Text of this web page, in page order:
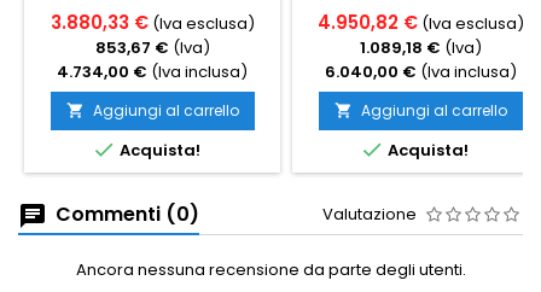
3.880,33 € (Iva esclusa)
853,67 € (Iva)
4.734,00 € (Iva inclusa)
 Aggiungi al carrello
 Acquista!
4.950,82 € (Iva esclusa)
1.089,18 € (Iva)
6.040,00 € (Iva inclusa)
 Aggiungi al carrello
 Acquista!
Commenti (0) Valutazione
Ancora nessuna recensione da parte degli utenti.